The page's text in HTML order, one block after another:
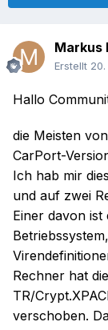
Markus
Erstellt
Hallo
die Meisten
CarPort-
Ich hab mir
und auf zwei
Einer davon ist
Rechner hat
TR/
verschoben.